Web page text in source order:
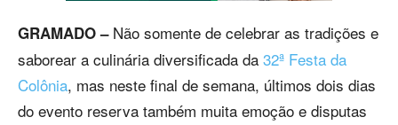
GRAMADO – Não somente de celebrar as tradições e
saborear a culinária diversificada da 32ª Festa da
Colônia, mas neste final de semana, últimos dois dias
do evento reserva também muita emoção e disputas